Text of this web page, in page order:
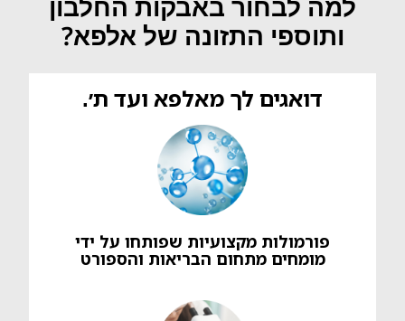
ותוספי התזונה של אלפא?
דואגים לך מאלפא ועד ת׳.
פורמולות מקצועיות שפותחו על ידי
מומחים מתחום הבריאות והספורט